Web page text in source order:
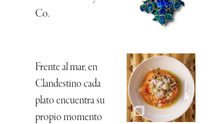
Co.
Frente al mar, en
Clandestino cada
plato encuentra su
propio momento